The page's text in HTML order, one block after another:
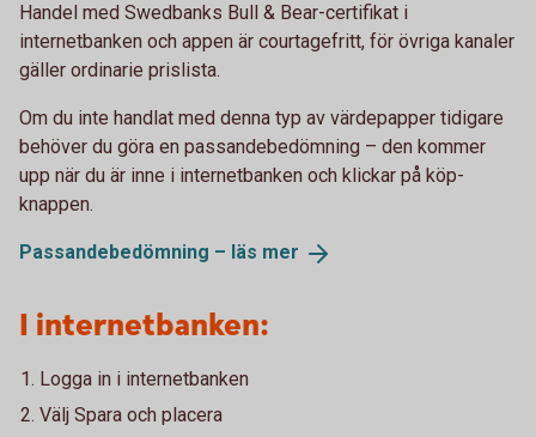
Handel med Swedbanks Bull & Bear-certifikat i
internetbanken och appen är courtagefritt, för övriga kanaler
gäller ordinarie prislista.
Om du inte handlat med denna typ av värdepapper tidigare
behöver du göra en passandebedömning – den kommer
upp när du är inne i internetbanken och klickar på köp-
knappen.
Passandebedömning – läs mer
I internetbanken:
Logga in i internetbanken
Välj Spara och placera